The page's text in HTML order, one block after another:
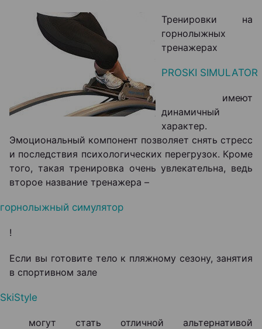
Тренировки на
горнолыжных
тренажерах
PROSKI SIMULATOR
имеют
динамичный
характер.
Эмоциональный компонент позволяет снять стресс
и последствия психологических перегрузок. Кроме
того, такая тренировка очень увлекательна, ведь
второе название тренажера –
горнолыжный симулятор
!
Если вы готовите тело к пляжному сезону, занятия
в спортивном зале
SkiStyle
могут стать отличной альтернативой